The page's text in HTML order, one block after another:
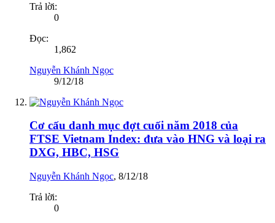
Trả lời:
0
Đọc:
1,862
Nguyễn Khánh Ngọc
9/12/18
Cơ cấu danh mục đợt cuối năm 2018 của
FTSE Vietnam Index: đưa vào HNG và loại ra
DXG, HBC, HSG
Nguyễn Khánh Ngọc, 8/12/18
Trả lời:
0